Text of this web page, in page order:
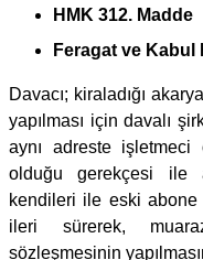
HMK 312. Madde
Feragat ve Kabul
Davacı; kiraladığı
yapılması için davalı
aynı adreste
olduğu gerekçesi ile
kendileri ile eski abone
ileri sürerek,
sözleşmesinin